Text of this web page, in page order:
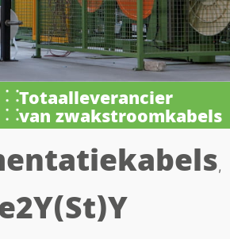
Totaalleverancier
van zwakstroomkabels
,